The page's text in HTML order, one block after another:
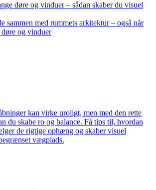
døre og vinduer – sådan skaber du visuel
sammen med rummets arkitektur – også når
og vinduer
kan virke uroligt, men med den rette
du skabe ro og balance. Få tips til, hvordan
de rigtige ophæng og skaber visuel
vægplads.